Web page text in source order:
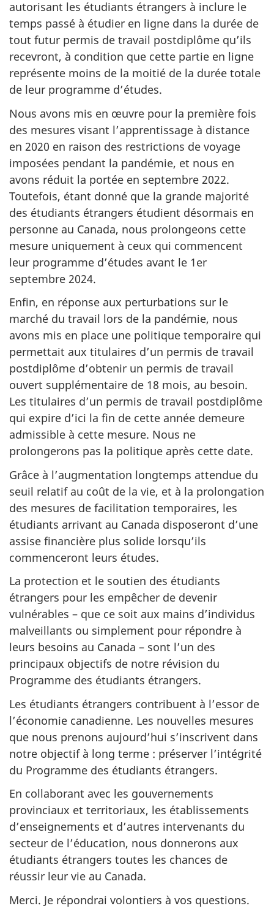
autorisant les étudiants étrangers à inclure le
temps passé à étudier en ligne dans la durée de
tout futur permis de travail postdiplôme qu’ils
recevront, à condition que cette partie en ligne
représente moins de la moitié de la durée totale
de leur programme d’études.
Nous avons mis en œuvre pour la première fois
des mesures visant l’apprentissage à distance
en 2020 en raison des restrictions de voyage
imposées pendant la pandémie, et nous en
avons réduit la portée en septembre 2022.
Toutefois, étant donné que la grande majorité
des étudiants étrangers étudient désormais en
personne au Canada, nous prolongeons cette
mesure uniquement à ceux qui commencent
leur programme d’études avant le 1er
septembre 2024.
Enfin, en réponse aux perturbations sur le
marché du travail lors de la pandémie, nous
avons mis en place une politique temporaire qui
permettait aux titulaires d’un permis de travail
postdiplôme d’obtenir un permis de travail
ouvert supplémentaire de 18 mois, au besoin.
Les titulaires d’un permis de travail postdiplôme
qui expire d’ici la fin de cette année demeure
admissible à cette mesure. Nous ne
prolongerons pas la politique après cette date.
Grâce à l’augmentation longtemps attendue du
seuil relatif au coût de la vie, et à la prolongation
des mesures de facilitation temporaires, les
étudiants arrivant au Canada disposeront d’une
assise financière plus solide lorsqu’ils
commenceront leurs études.
La protection et le soutien des étudiants
étrangers pour les empêcher de devenir
vulnérables – que ce soit aux mains d’individus
malveillants ou simplement pour répondre à
leurs besoins au Canada – sont l’un des
principaux objectifs de notre révision du
Programme des étudiants étrangers.
Les étudiants étrangers contribuent à l’essor de
l’économie canadienne. Les nouvelles mesures
que nous prenons aujourd’hui s’inscrivent dans
notre objectif à long terme : préserver l’intégrité
du Programme des étudiants étrangers.
En collaborant avec les gouvernements
provinciaux et territoriaux, les établissements
d’enseignements et d’autres intervenants du
secteur de l’éducation, nous donnerons aux
étudiants étrangers toutes les chances de
réussir leur vie au Canada.
Merci. Je répondrai volontiers à vos questions.